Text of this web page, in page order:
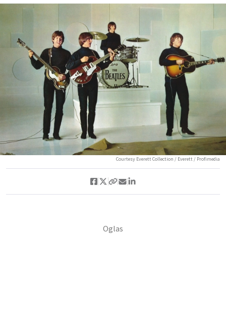
Courtesy Everett Collection / Everett / Profimedia